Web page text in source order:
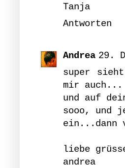
Tanja
Antworten
Andrea 29.
super
mir auch...
und auf
sooo, und
ein...dann
liebe
andrea